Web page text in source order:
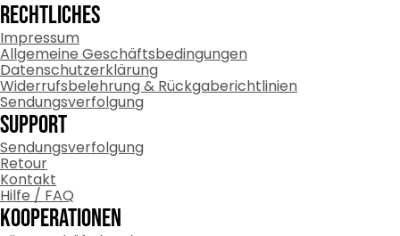
RECHTLICHES
Impressum
Allgemeine Geschäftsbedingungen
Datenschutzerklärung
Widerrufsbelehrung & Rückgaberichtlinien
Sendungsverfolgung
Support
Sendungsverfolgung
Retour
Kontakt
Hilfe / FAQ
Kooperationen